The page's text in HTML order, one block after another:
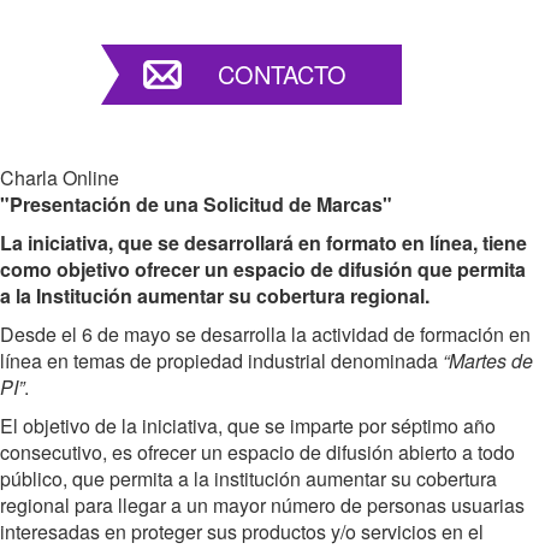
CONTACTO
Charla Online
"Presentación de una Solicitud de Marcas"
La iniciativa, que se desarrollará en formato en línea, tiene
como objetivo ofrecer un espacio de difusión que permita
a la Institución aumentar su cobertura regional.
Desde el 6 de mayo se desarrolla la actividad de formación en
línea en temas de propiedad industrial denominada “Martes de
PI”.
El objetivo de la iniciativa, que se imparte por séptimo año
consecutivo, es ofrecer un espacio de difusión abierto a todo
público, que permita a la institución aumentar su cobertura
regional para llegar a un mayor número de personas usuarias
interesadas en proteger sus productos y/o servicios en el